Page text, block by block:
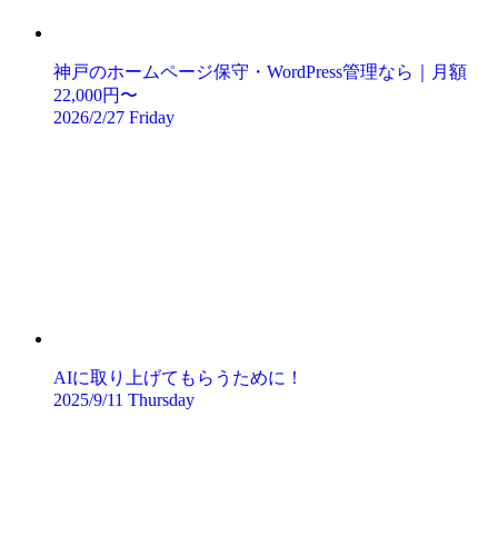
神戸のホームページ保守・WordPress管理なら｜月額
22,000円〜
2026/2/27 Friday
AIに取り上げてもらうために！
2025/9/11 Thursday